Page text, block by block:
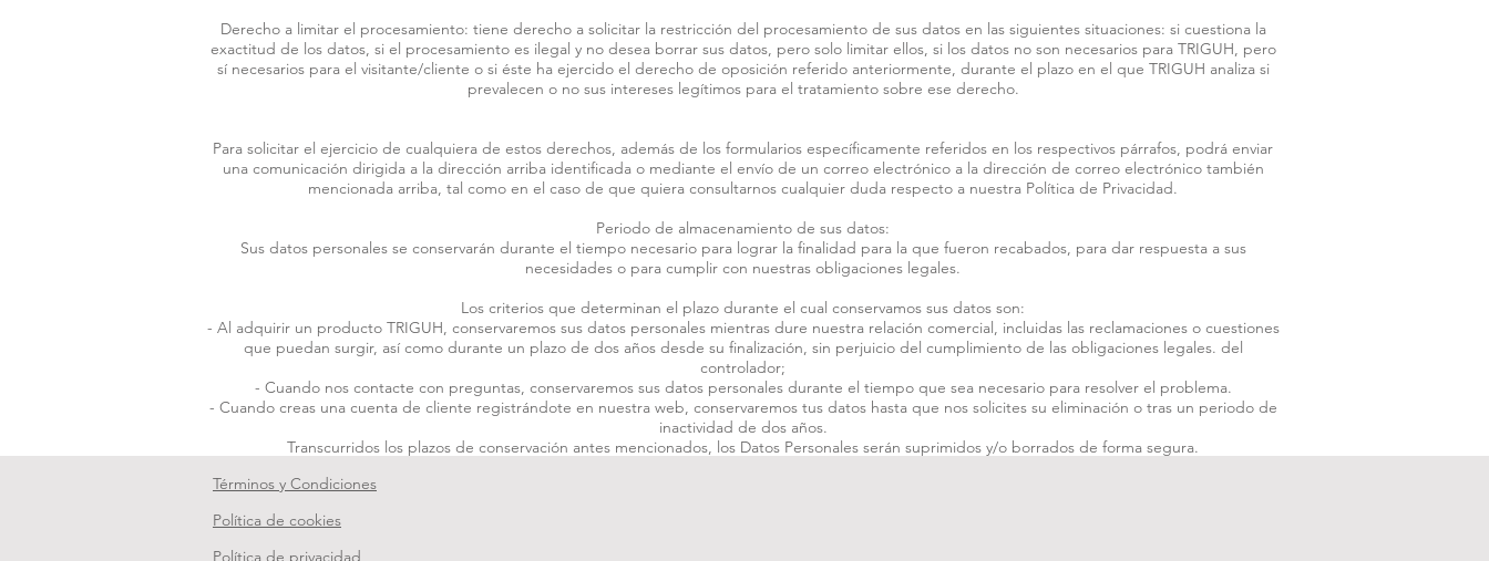
Derecho a limitar el procesamiento: tiene derecho a solicitar la restricción del procesamiento de sus datos en las siguientes situaciones: si cuestiona la
exactitud de los datos, si el procesamiento es ilegal y no desea borrar sus datos, pero solo limitar ellos, si los datos no son necesarios para TRIGUH, pero
sí necesarios para el visitante/cliente o si éste ha ejercido el derecho de oposición referido anteriormente, durante el plazo en el que TRIGUH analiza si
prevalecen o no sus intereses legítimos para el tratamiento sobre ese derecho.
Para solicitar el ejercicio de cualquiera de estos derechos, además de los formularios específicamente referidos en los respectivos párrafos, podrá enviar
una comunicación dirigida a la dirección arriba identificada o mediante el envío de un correo electrónico a la dirección de correo electrónico también
mencionada arriba, tal como en el caso de que quiera consultarnos cualquier duda respecto a nuestra Política de Privacidad.
Periodo de almacenamiento de sus datos:
Sus datos personales se conservarán durante el tiempo necesario para lograr la finalidad para la que fueron recabados, para dar respuesta a sus
necesidades o para cumplir con nuestras obligaciones legales.
Los criterios que determinan el plazo durante el cual conservamos sus datos son:
- Al adquirir un producto TRIGUH, conservaremos sus datos personales mientras dure nuestra relación comercial, incluidas las reclamaciones o cuestiones
que puedan surgir, así como durante un plazo de dos años desde su finalización, sin perjuicio del cumplimiento de las obligaciones legales. del
controlador;
- Cuando nos contacte con preguntas, conservaremos sus datos personales durante el tiempo que sea necesario para resolver el problema.
- Cuando creas una cuenta de cliente registrándote en nuestra web, conservaremos tus datos hasta que nos solicites su eliminación o tras un periodo de
inactividad de dos años.
Transcurridos los plazos de conservación antes mencionados, los Datos Personales serán suprimidos y/o borrados de forma segura.
Términos y Condiciones
Política de cookies
Política de privacidad